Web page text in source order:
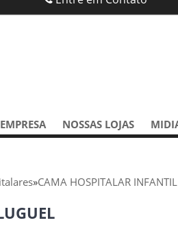
EMPRESA NOSSAS LOJAS
»CAMA HOSPITALAR